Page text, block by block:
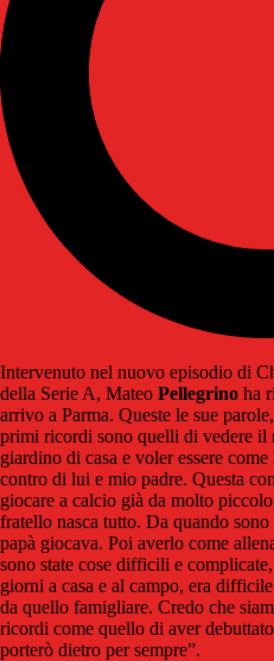
Intervenuto nel nuovo episodio di
della Serie A, Mateo Pellegrino ha
arrivo a Parma. Queste le sue
primi ricordi sono quelli di vedere il
giardino di casa e voler essere
contro di lui e mio padre. Questa
giocare a calcio già da molto
fratello nasca tutto. Da quando
papà giocava. Poi averlo come
sono state cose difficili e
giorni a casa e al campo, era
da quello famigliare. Credo che
ricordi come quello di aver
porterò dietro per sempre”.